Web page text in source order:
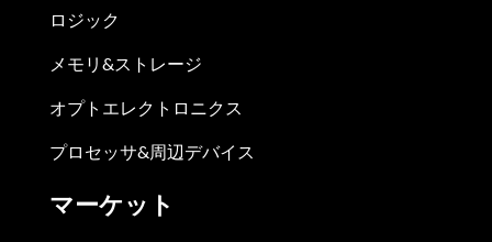
ロジック
メモリ&ストレージ
オプトエレクトロニクス
プロセッサ&周辺デバイス
マーケット